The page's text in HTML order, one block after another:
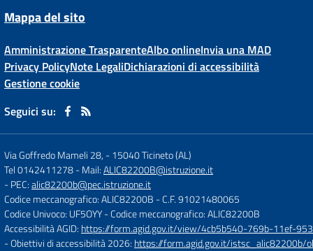
Mappa del sito
Amministrazione TrasparenteAlbo onlineInvia una MAD
Privacy PolicyNote LegaliDichiarazioni di accessibilità
Gestione cookie
Seguici su:
Via Goffredo Mameli 28, -15040 Ticineto (AL)
Tel 0142411278- Mail:ALIC82200B@istruzione.it
- PEC:alic82200b@pec.istruzione.it
Codice meccanografico: ALIC82200B - C.F. 91021480065
Codice Univoco: UF5OYY- Codice meccanografico: ALIC82200B
Accessibilità AGID: https://form.agid.gov.it/view/4cb5b540-769b-11ef-
- Obiettivi di accessibilità 2026: https://form.agid.gov.it/